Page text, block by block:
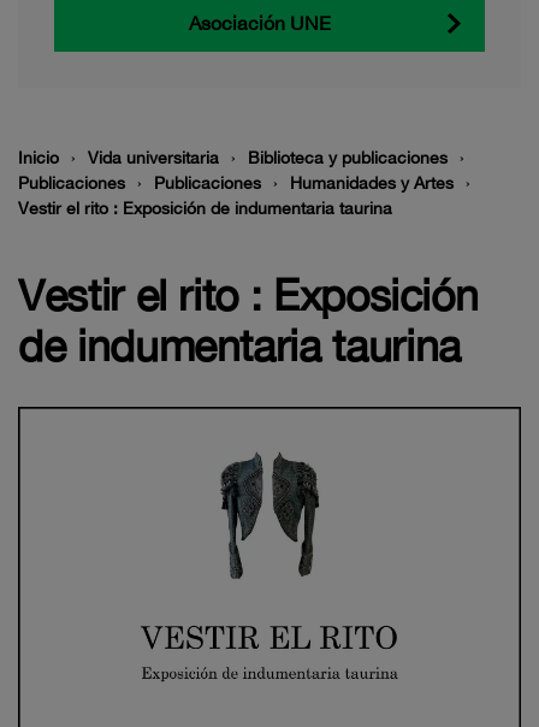
Asociación UNE
Inicio Vida universitaria
Biblioteca y publicaciones
Publicaciones
Publicaciones
Humanidades y Artes
Vestir el rito : Exposición de indumentaria taurina
Vestir el rito : Exposición
de indumentaria taurina